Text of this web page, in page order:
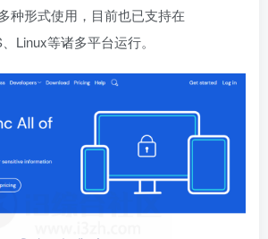
种形式使用，目前也已支持在
Linux等诸多平台运行。